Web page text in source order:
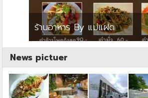
ร้านอาหาร By แม่แฝด
News pictuer